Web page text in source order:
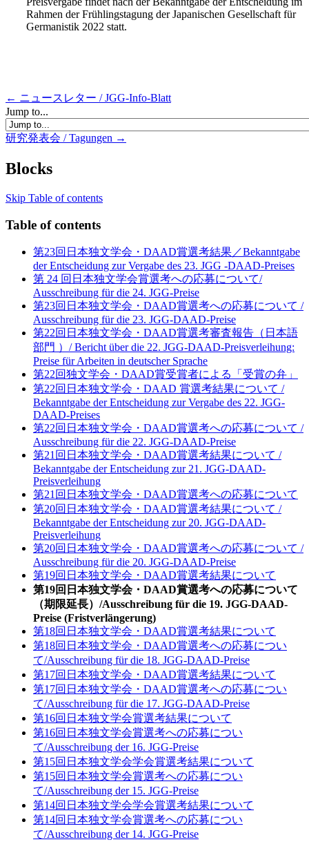
Rahmen der Frühlingstagung der Japanischen Gesellschaft für
Germanistik 2022 statt.
← ニュースレター / JGG-Info-Blatt
Jump to...
研究発表会 / Tagungen →
Blocks
Skip Table of contents
Table of contents
第23回日本独文学会・DAAD賞選考結果／Bekanntgabe
der Entscheidung zur Vergabe des 23. JGG -DAAD-Preises
第 24 回日本独文学会賞選考への応募について/
Ausschreibung für die 24. JGG-Preise
第23回日本独文学会・DAAD賞選考への応募について /
Ausschreibung für die 23. JGG-DAAD-Preise
第22回日本独文学会・DAAD賞選考審査報告（日本語
部門 ）/ Bericht über die 22. JGG-DAAD-Preisverleihung:
Preise für Arbeiten in deutscher Sprache
第22回独文学会・DAAD賞受賞者による「受賞の弁」
第22回日本独文学会・DAAD 賞選考結果について /
Bekanntgabe der Entscheidung zur Vergabe des 22. JGG-
DAAD-Preises
第22回日本独文学会・DAAD賞選考への応募について /
Ausschreibung für die 22. JGG-DAAD-Preise
第21回日本独文学会・DAAD賞選考結果について /
Bekanntgabe der Entscheidung zur 21. JGG-DAAD-
Preisverleihung
第21回日本独文学会・DAAD賞選考への応募について
第20回日本独文学会・DAAD賞選考結果について /
Bekanntgabe der Entscheidung zur 20. JGG-DAAD-
Preisverleihung
第20回日本独文学会・DAAD賞選考への応募について /
Ausschreibung für die 20. JGG-DAAD-Preise
第19回日本独文学会・DAAD賞選考結果について
第19回日本独文学会・DAAD賞選考への応募について
（期限延長）/Ausschreibung für die 19. JGG-DAAD-
Preise (Fristverlängerung)
第18回日本独文学会・DAAD賞選考結果について
第18回日本独文学会・DAAD賞選考への応募につい
て/Ausschreibung für die 18. JGG-DAAD-Preise
第17回日本独文学会・DAAD賞選考結果について
第17回日本独文学会・DAAD賞選考への応募につい
て/Ausschreibung für die 17. JGG-DAAD-Preise
第16回日本独文学会賞選考結果について
第16回日本独文学会賞選考への応募につい
て/Ausschreibung der 16. JGG-Preise
第15回日本独文学会学会賞選考結果について
第15回日本独文学会賞選考への応募につい
て/Ausschreibung der 15. JGG-Preise
第14回日本独文学会学会賞選考結果について
第14回日本独文学会賞選考への応募につい
て/Ausschreibung der 14. JGG-Preise